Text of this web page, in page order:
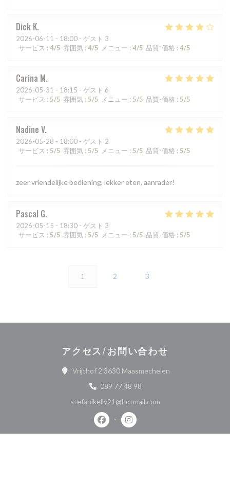
Dick K
2026-06-11 - 18:00 - ゲスト 3
サービス : 4/5 雰囲気 : 4/5 メニュー : 4/5 品質-価格 : 4/5
Carina M
2026-05-31 - 18:15 - ゲスト 6
サービス : 5/5 雰囲気 : 5/5 メニュー : 5/5 品質-価格 : 5/5
Nadine V
2026-05-28 - 18:00 - ゲスト 2
サービス : 5/5 雰囲気 : 5/5 メニュー : 5/5 品質-価格 : 5/5
zeer vriendelijke bediening, lekker eten, aanrader!
Pascal G
2026-05-15 - 18:30 - ゲスト 3
サービス : 5/5 雰囲気 : 5/5 メニュー : 5/5 品質-価格 : 5/5
1 2 3
アクセス/お問い合わせ
Vrijthof 2 3630 Maasmechelen((新しいウィンド
089 77 48 98
stefanikelly21@hotmail.com
Facebook ((新しいウィンドウで開
Instagram ((新しいウィン